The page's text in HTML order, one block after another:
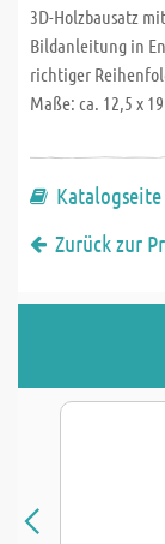
3D-Holzbausatz
Bildanleitung in
richtiger
Maße: ca. 12,5 x
Katalogseite
Zurück zur